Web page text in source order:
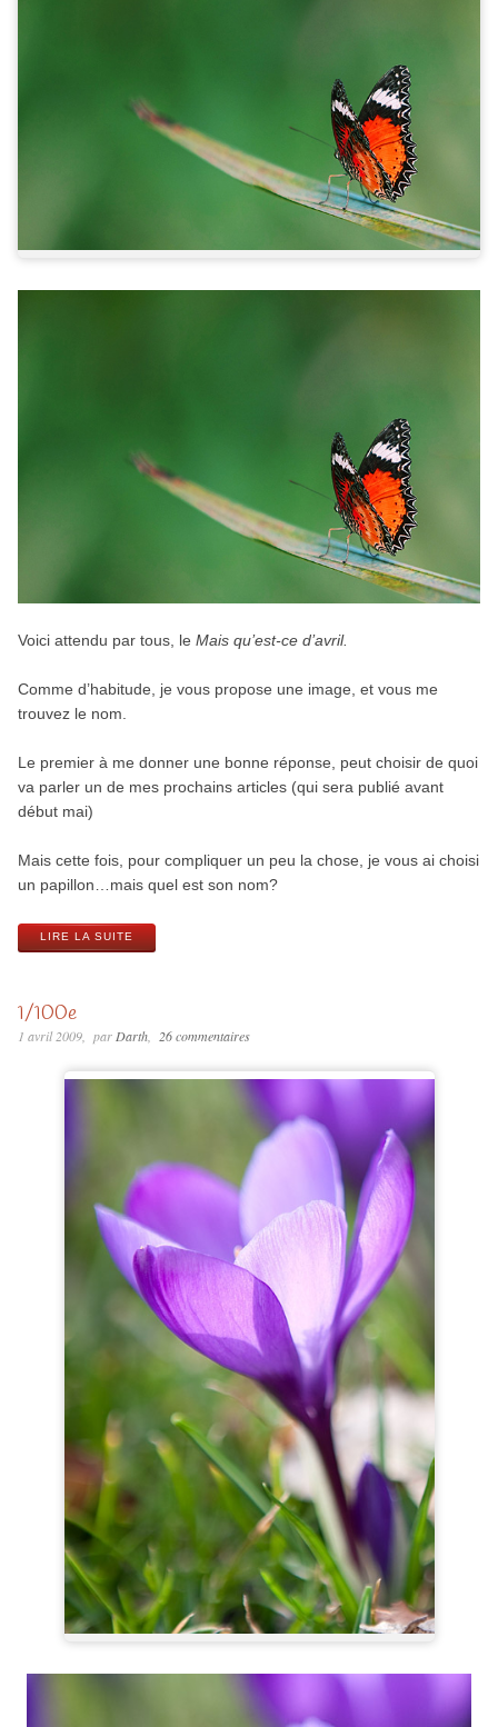
Voici attendu par tous, le Mais qu’est-ce d’avril.
Comme d’habitude, je vous propose une image, et vous me
trouvez le nom.
Le premier à me donner une bonne réponse, peut choisir de quoi
va parler un de mes prochains articles (qui sera publié avant
début mai)
Mais cette fois, pour compliquer un peu la chose, je vous ai choisi
un papillon…mais quel est son nom?
LIRE LA SUITE
1/100e
1 avril 2009 par Darth 26 commentaires